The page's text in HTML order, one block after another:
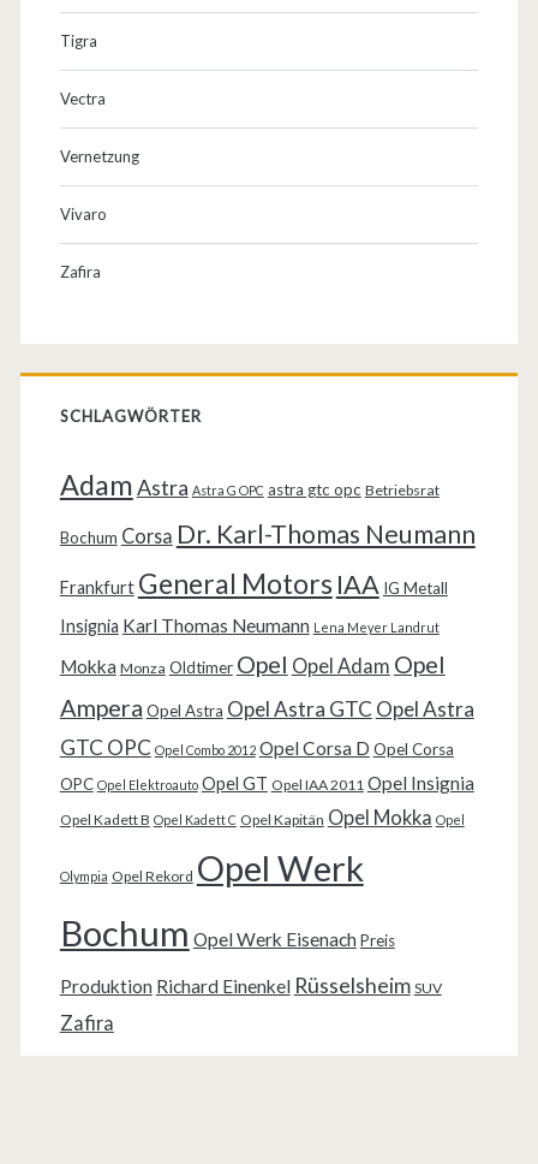
Tigra
Vectra
Vernetzung
Vivaro
Zafira
SCHLAGWÖRTER
AdamAstra Astra G OPC astra gtc opc Betriebsrat
Bochum Corsa Dr. Karl-Thomas Neumann
Frankfurt General Motors IAA IG Metall
Insignia Karl Thomas Neumann Lena Meyer Landrut
Mokka Monza Oldtimer Opel Opel Adam Opel
Ampera Opel Astra Opel Astra GTC Opel Astra
GTC OPC Opel Combo 2012 Opel Corsa D Opel Corsa
OPC Opel Elektroauto Opel GT Opel IAA 2011 Opel Insignia
Opel Kadett B Opel Kadett C Opel Kapitän Opel Mokka Opel
Olympia Opel Rekord Opel Werk
Bochum Opel Werk Eisenach Preis
Produktion Richard Einenkel Rüsselsheim SUV
Zafira